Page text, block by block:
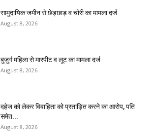
सामुदायिक जमीन से छेड़छाड़ व चोरी का मामला दर्ज
August 8, 2026
बुजुर्ग महिला से मारपीट व लूट का मामला दर्ज
August 8, 2026
दहेज को लेकर विवाहिता को प्रताड़ित करने का आरोप, पति
समेत...
August 8, 2026